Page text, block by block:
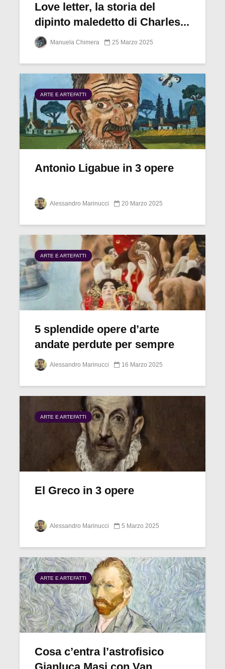
Love letter, la storia del
dipinto maledetto di Charles...
Manuela Chimera 25 Marzo 2025
ARTE E ARTEFATTI
Antonio Ligabue in 3 opere
Alessandro Marinucci 20 Marzo 2025
ARTE E ARTEFATTI
5 splendide opere d’arte
andate perdute per sempre
Alessandro Marinucci 16 Marzo 2025
ARTE E ARTEFATTI
El Greco in 3 opere
Alessandro Marinucci 5 Marzo 2025
ARTE E ARTEFATTI
Cosa c’entra l’astrofisico